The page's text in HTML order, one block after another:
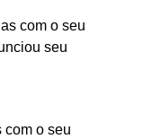
com o seu